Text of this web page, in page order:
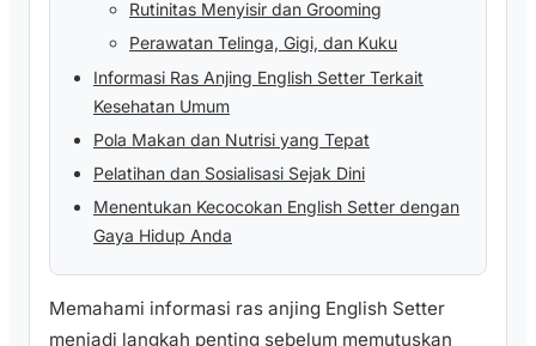
Rutinitas Menyisir dan Grooming
Perawatan Telinga, Gigi, dan Kuku
Informasi Ras Anjing English Setter Terkait
Kesehatan Umum
Pola Makan dan Nutrisi yang Tepat
Pelatihan dan Sosialisasi Sejak Dini
Menentukan Kecocokan English Setter dengan
Gaya Hidup Anda
Memahami informasi ras anjing English Setter
menjadi langkah penting sebelum memutuskan